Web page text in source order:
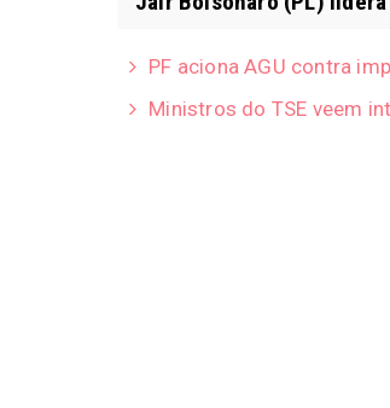
PF aciona AGU contra
Ministros do TSE veem